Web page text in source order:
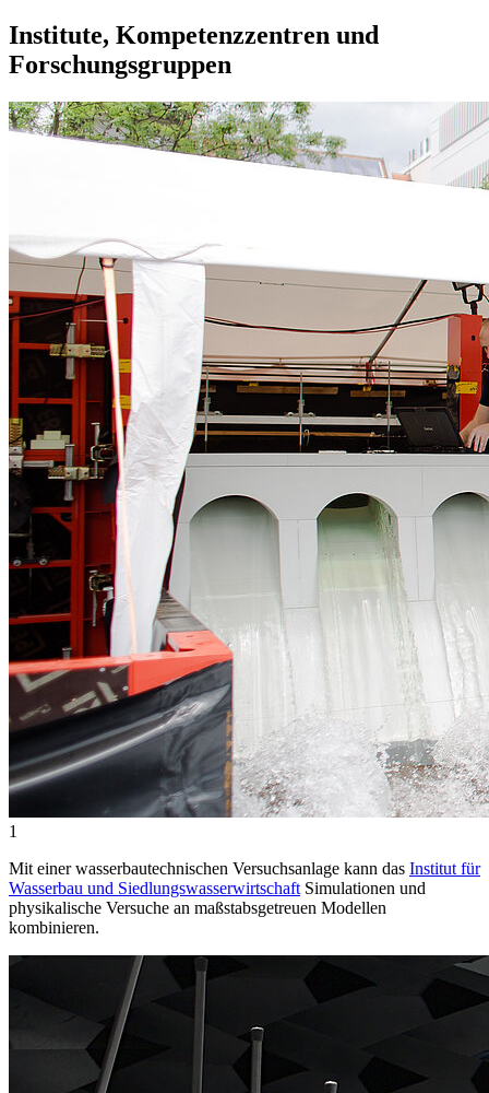
Institute, Kompetenzzentren und
Forschungsgruppen
1
Mit einer wasserbautechnischen Versuchsanlage kann das Institut für
Wasserbau und Siedlungswasserwirtschaft Simulationen und
physikalische Versuche an maßstabsgetreuen Modellen
kombinieren.